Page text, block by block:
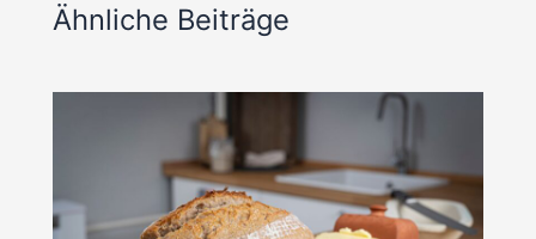
Ähnliche Beiträge